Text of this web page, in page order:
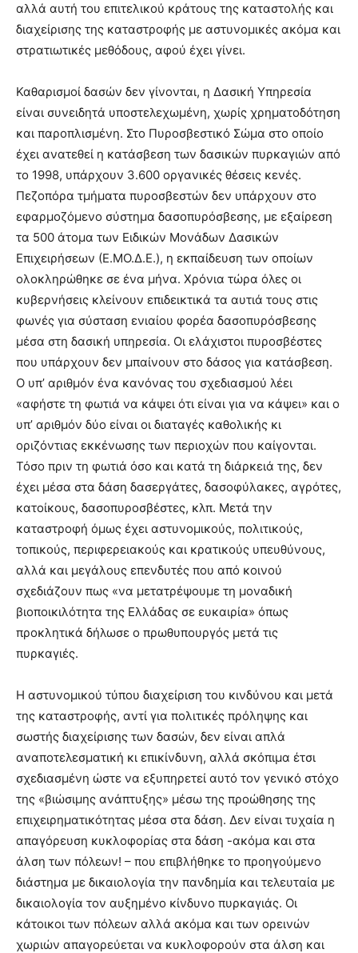
αλλά αυτή του επιτελικού κράτους της καταστολής και
διαχείρισης της καταστροφής με αστυνομικές ακόμα και
στρατιωτικές μεθόδους, αφού έχει γίνει.
Καθαρισμοί δασών δεν γίνονται, η Δασική Υπηρεσία
είναι συνειδητά υποστελεχωμένη, χωρίς χρηματοδότηση
και παροπλισμένη. Στο Πυροσβεστικό Σώμα στο οποίο
έχει ανατεθεί η κατάσβεση των δασικών πυρκαγιών από
το 1998, υπάρχουν 3.600 οργανικές θέσεις κενές.
Πεζοπόρα τμήματα πυροσβεστών δεν υπάρχουν στο
εφαρμοζόμενο σύστημα δασοπυρόσβεσης, με εξαίρεση
τα 500 άτομα των Ειδικών Μονάδων Δασικών
Επιχειρήσεων (Ε.ΜΟ.Δ.Ε.), η εκπαίδευση των οποίων
ολοκληρώθηκε σε ένα μήνα. Χρόνια τώρα όλες οι
κυβερνήσεις κλείνουν επιδεικτικά τα αυτιά τους στις
φωνές για σύσταση ενιαίου φορέα δασοπυρόσβεσης
μέσα στη δασική υπηρεσία. Οι ελάχιστοι πυροσβέστες
που υπάρχουν δεν μπαίνουν στο δάσος για κατάσβεση.
Ο υπ’ αριθμόν ένα κανόνας του σχεδιασμού λέει
«αφήστε τη φωτιά να κάψει ότι είναι για να κάψει» και ο
υπ’ αριθμόν δύο είναι οι διαταγές καθολικής κι
οριζόντιας εκκένωσης των περιοχών που καίγονται.
Τόσο πριν τη φωτιά όσο και κατά τη διάρκειά της, δεν
έχει μέσα στα δάση δασεργάτες, δασοφύλακες, αγρότες,
κατοίκους, δασοπυροσβέστες, κλπ. Μετά την
καταστροφή όμως έχει αστυνομικούς, πολιτικούς,
τοπικούς, περιφερειακούς και κρατικούς υπευθύνους,
αλλά και μεγάλους επενδυτές που από κοινού
σχεδιάζουν πως «να μετατρέψουμε τη μοναδική
βιοποικιλότητα της Ελλάδας σε ευκαιρία» όπως
προκλητικά δήλωσε ο πρωθυπουργός μετά τις
πυρκαγιές.
Η αστυνομικού τύπου διαχείριση του κινδύνου και μετά
της καταστροφής, αντί για πολιτικές πρόληψης και
σωστής διαχείρισης των δασών, δεν είναι απλά
αναποτελεσματική κι επικίνδυνη, αλλά σκόπιμα έτσι
σχεδιασμένη ώστε να εξυπηρετεί αυτό τον γενικό στόχο
της «βιώσιμης ανάπτυξης» μέσω της προώθησης της
επιχειρηματικότητας μέσα στα δάση. Δεν είναι τυχαία η
απαγόρευση κυκλοφορίας στα δάση -ακόμα και στα
άλση των πόλεων! – που επιβλήθηκε το προηγούμενο
διάστημα με δικαιολογία την πανδημία και τελευταία με
δικαιολογία τον αυξημένο κίνδυνο πυρκαγιάς. Οι
κάτοικοι των πόλεων αλλά ακόμα και των ορεινών
χωριών απαγορεύεται να κυκλοφορούν στα άλση και